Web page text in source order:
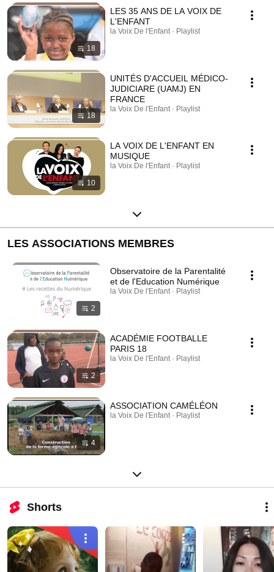
18
LES 35 ANS DE LA VOIX DE
L'ENFANT
la Voix De l'Enfant · Playlist
18
UNITÉS D'ACCUEIL MÉDICO-
JUDICIARE (UAMJ) EN
FRANCE
la Voix De l'Enfant · Playlist
10
LA VOIX DE L'ENFANT EN
MUSIQUE
la Voix De l'Enfant · Playlist
LES ASSOCIATIONS MEMBRES
2
Observatoire de la Parentalité
et de l'Education Numérique
la Voix De l'Enfant · Playlist
2
ACADÉMIE FOOTBALLE
PARIS 18
la Voix De l'Enfant · Playlist
4
ASSOCIATION CAMÉLÉON
la Voix De l'Enfant · Playlist
Shorts